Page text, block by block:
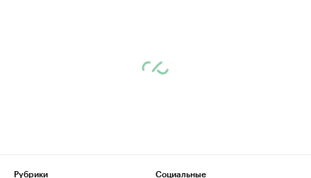
Рубрики
Социальные